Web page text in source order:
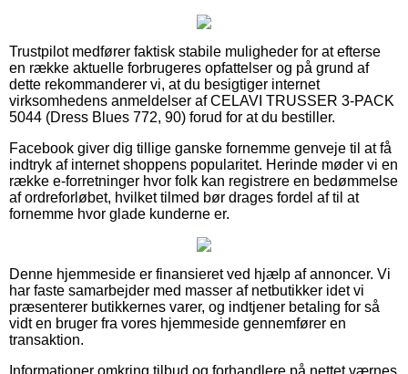
Trustpilot medfører faktisk stabile muligheder for at efterse
en række aktuelle forbrugeres opfattelser og på grund af
dette rekommanderer vi, at du besigtiger internet
virksomhedens anmeldelser af CELAVI TRUSSER 3-PACK
5044 (Dress Blues 772, 90) forud for at du bestiller.
Facebook giver dig tillige ganske fornemme genveje til at få
indtryk af internet shoppens popularitet. Herinde møder vi en
række e-forretninger hvor folk kan registrere en bedømmelse
af ordreforløbet, hvilket tilmed bør drages fordel af til at
fornemme hvor glade kunderne er.
Denne hjemmeside er finansieret ved hjælp af annoncer. Vi
har faste samarbejder med masser af netbutikker idet vi
præsenterer butikkernes varer, og indtjener betaling for så
vidt en bruger fra vores hjemmeside gennemfører en
transaktion.
Informationer omkring tilbud og forhandlere på nettet værnes